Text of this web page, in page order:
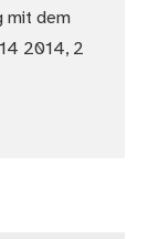
mit dem
2014, 2